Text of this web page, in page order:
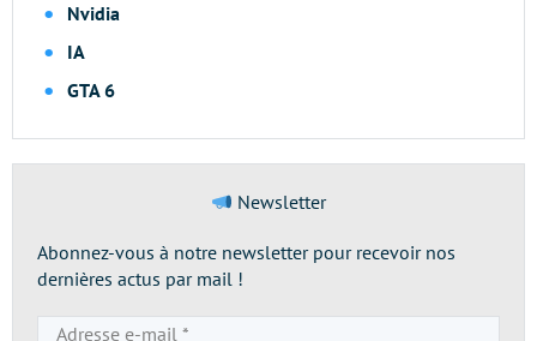
Nvidia
IA
GTA 6
Newsletter
Abonnez-vous à notre newsletter pour recevoir nos
dernières actus par mail !